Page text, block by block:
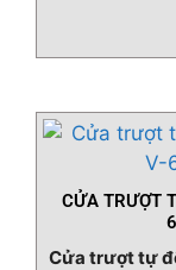
CỬA TRƯỢT
Cửa trượt tự